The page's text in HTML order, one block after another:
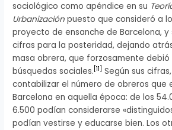
sociológico como apéndice en su
Urbanización puesto que consideró a
proyecto de ensanche de Barcelona,
cifras para la posteridad, dejando
masa obrera, que forzosamente debió
búsquedas sociales. [11 Según sus
contabilizar el número de obreros que
Barcelona en aquella época: de los
6.500 podían considerarse
podían vestirse y educarse bien. Los